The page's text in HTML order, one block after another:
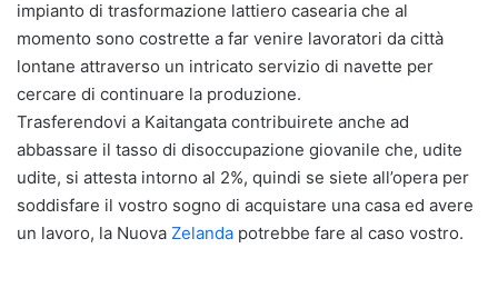
impianto di trasformazione lattiero casearia che al
momento sono costrette a far venire lavoratori da città
lontane attraverso un intricato servizio di navette per
cercare di continuare la produzione.
Trasferendovi a Kaitangata contribuirete anche ad
abbassare il tasso di disoccupazione giovanile che, udite
udite, si attesta intorno al 2%, quindi se siete all’opera per
soddisfare il vostro sogno di acquistare una casa ed avere
un lavoro, la Nuova Zelanda potrebbe fare al caso vostro.